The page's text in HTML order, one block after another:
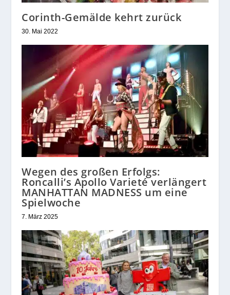
Corinth-Gemälde kehrt zurück
30. Mai 2022
Wegen des großen Erfolgs:
Roncalli’s Apollo Varieté verlängert
MANHATTAN MADNESS um eine
Spielwoche
7. März 2025